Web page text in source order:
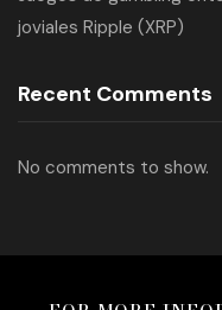
joviales Ripple (XRP)
Recent Comments
No comments to show.